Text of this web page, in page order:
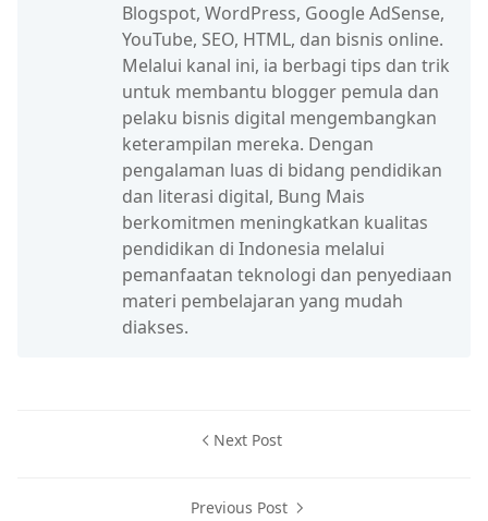
Blogspot, WordPress, Google AdSense,
YouTube, SEO, HTML, dan bisnis online.
Melalui kanal ini, ia berbagi tips dan trik
untuk membantu blogger pemula dan
pelaku bisnis digital mengembangkan
keterampilan mereka. Dengan
pengalaman luas di bidang pendidikan
dan literasi digital, Bung Mais
berkomitmen meningkatkan kualitas
pendidikan di Indonesia melalui
pemanfaatan teknologi dan penyediaan
materi pembelajaran yang mudah
diakses.
Next Post
Previous Post